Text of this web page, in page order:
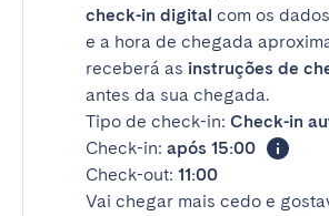
check-in digital com os
e a hora de chegada
receberá as instruções de
antes da sua chegada.
Tipo de check-in: Check-in
Check-in: após 15:00
Check-out: 11:00
Vai chegar mais cedo e